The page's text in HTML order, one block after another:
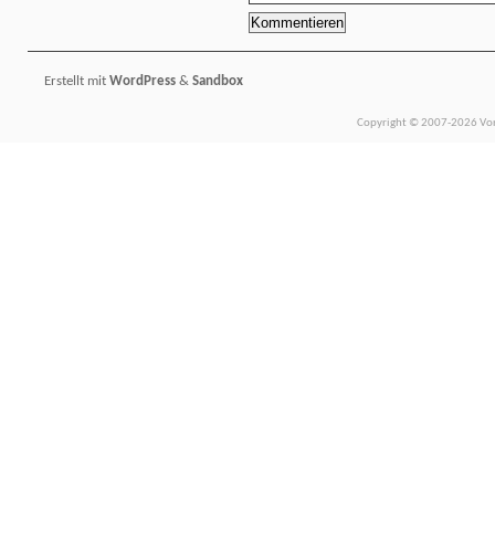
Erstellt mit WordPress & Sandbox
Copyright © 2007-2026